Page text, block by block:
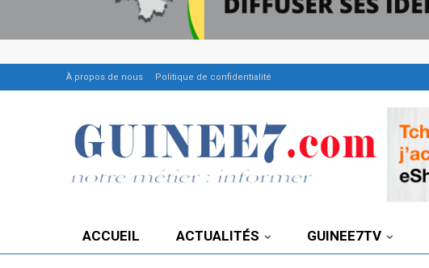
À propos de nous Politique de confidentialité
ACCUEIL ACTUALITÉS GUINEE7TV